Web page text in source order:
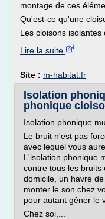
montage de ces
Qu'est-ce qu'une
Les cloisons isolantes
Lire la suite
Site : m-habitat.fr
Isolation
phonique
Isolation phonique
Le bruit n'est pas
avec lequel vous
L'isolation phonique
contre tous les bruits
domicile, un havre
monter le son chez
pour autant gêner le
Chez soi,...